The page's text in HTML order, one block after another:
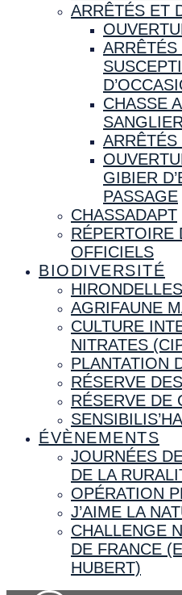
ARRÊTÉS ET
ARRÊTÉS
CHASSE
SANGLIER
GIBIER
PASSAGE
CHASSADAPT
RÉPERTOIRE
OFFICIELS
BIODIVERSITÉ
AGRIFAUNE
CULTURE
NITRATES
PLANTATION
RÉSERVE
RÉSERVE DE
ÉVÈNEMENTS
JOURNÉES
DE LA
OPÉRATION
J’AIME LA
CHALLENGE
DE FRANCE
HUBERT)